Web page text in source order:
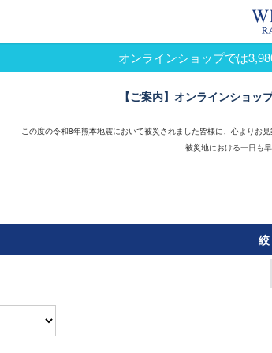
オンラインショップでは
【ご案内】オンラインショッ
この度の令和8年熊本地震において被災されました皆様に、心よりお
被災地における一日も